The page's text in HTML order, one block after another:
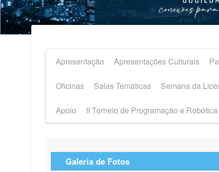
Apresentação Apresentações Culturais
Oficinas Salas Temáticas Semana da
Apoio II Torneio de Programação e Robótica
Galeria de Fotos